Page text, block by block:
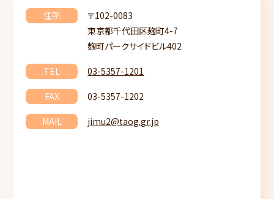
住所
〒102-0083
東京都千代田区麹町4-7
麹町パークサイドビル402
TEL 03-5357-1201
FAX 03-5357-1202
MAIL jimu2@taog.gr.jp